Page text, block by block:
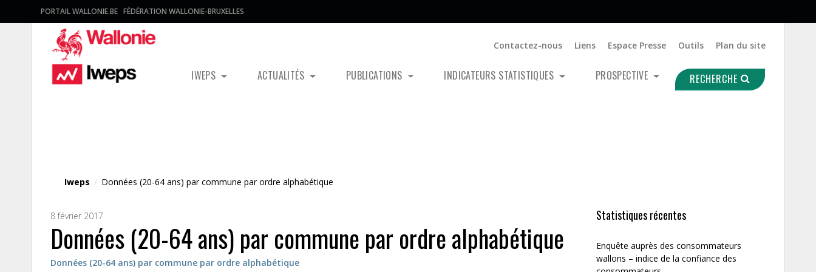
PORTAIL WALLONIE.BE FÉDÉRATION WALLONIE-BRUXELLES
Contactez-nous Liens Espace Presse Outils Plan du site
IWEPS ACTUALITÉS PUBLICATIONS INDICATEURS STATISTIQUES PROSPECTIVE RECHERCHE
Iweps / Données (20-64 ans) par commune par ordre alphabétique
8 février 2017
Données (20-64 ans) par commune par ordre alphabétique
Données (20-64 ans) par commune par ordre alphabétique
Statistiques récentes
Enquête auprès des consommateurs
wallons – indice de la confiance des